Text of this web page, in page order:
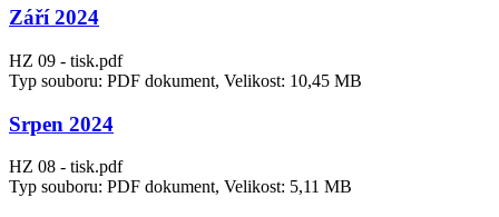
Září 2024
HZ 09 - tisk.pdf
Typ souboru: PDF dokument, Velikost: 10,45 MB
Srpen 2024
HZ 08 - tisk.pdf
Typ souboru: PDF dokument, Velikost: 5,11 MB